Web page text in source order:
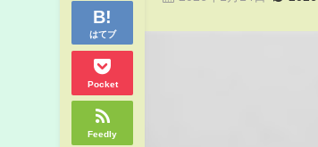
はてブ
Pocket
Feedly